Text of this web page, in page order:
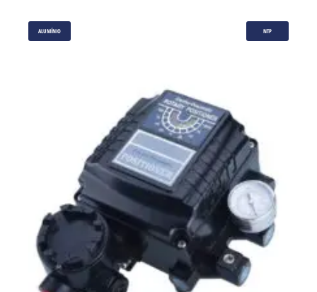
ALUMÍNIO NTP